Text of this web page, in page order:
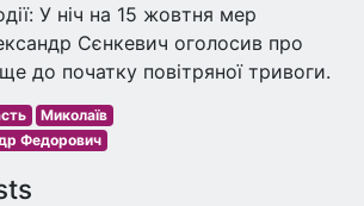
У ніч на 15 жовтня мер
Сєнкевич оголосив про
до початку повітряної тривоги.
Миколаїв
Федорович